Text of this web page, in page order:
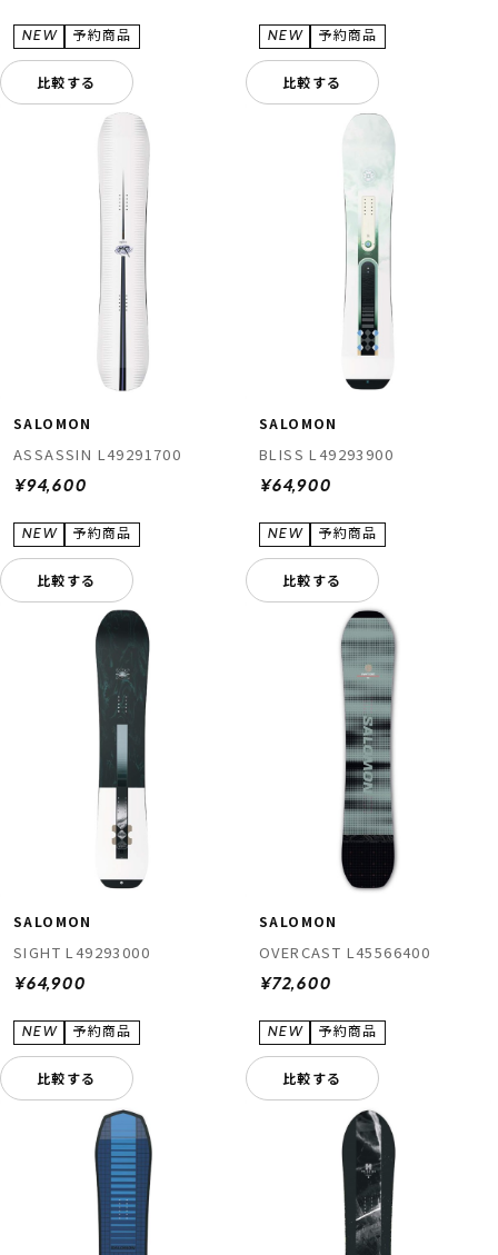
比較する 比較する
SALOMON
ASSASSIN L49291700
¥94,600
比較する
SALOMON
BLISS L49293900
¥64,900
比較する
SALOMON
SIGHT L49293000
¥64,900
比較する
SALOMON
OVERCAST L45566400
¥72,600
比較する